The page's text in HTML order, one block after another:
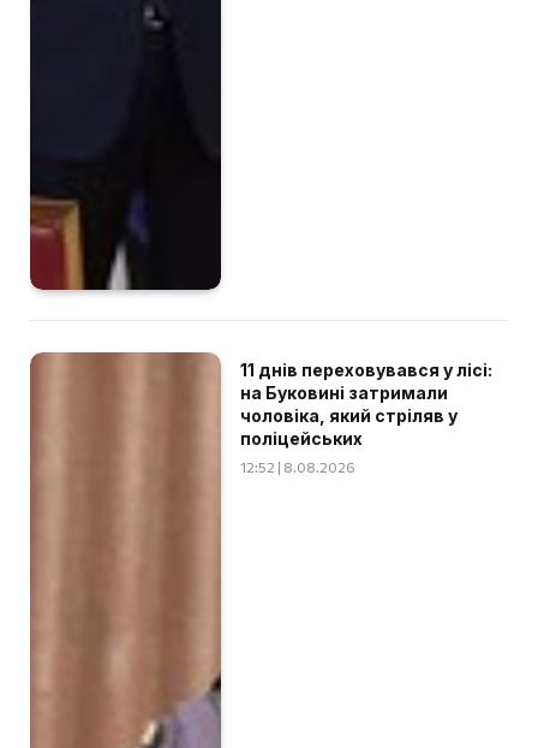
11 днів переховувався у лісі:
на Буковині затримали
чоловіка, який стріляв у
поліцейських
12:52 | 8.08.2026